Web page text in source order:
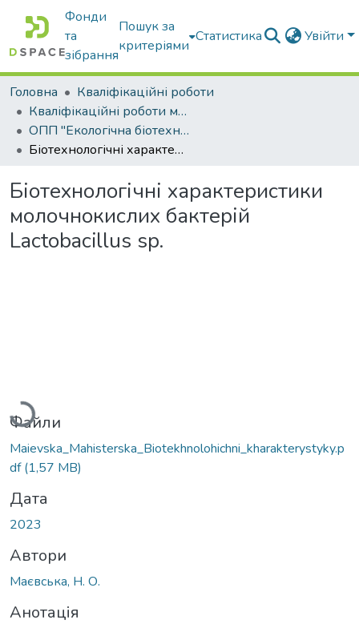
Фонди
та
зібрання
Пошук за
критеріями
Статистика Увійти
Головна
Кваліфікаційні роботи
Кваліфікаційні роботи магістрів
ОПП "Екологічна біотехнологія та біоенергетика"
Біотехнологічні характеристики молочнокислих бактерій Lactobacillus sp.
Біотехнологічні характеристики
молочнокислих бактерій
Lactobacillus sp.
Вантажиться...
Файли
Maievska_Mahisterska_Biotekhnolohichni_kharakterystyky.p
df(1,57 MB)
Дата
2023
Автори
Маєвська, Н. О.
Анотація